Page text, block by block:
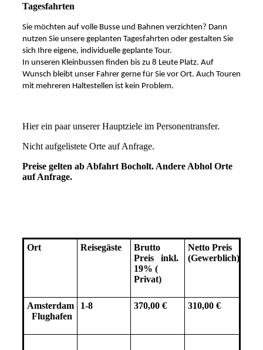
Tagesfahrten
Sie möchten auf volle Busse und Bahnen verzichten? Dann
nutzen Sie unsere geplanten Tagesfahrten oder gestalten Sie
sich Ihre eigene, individuelle geplante Tour.
In unseren Kleinbussen finden bis zu 8 Leute Platz. Auf
Wunsch bleibt unser Fahrer gerne für Sie vor Ort. Auch Touren
mit mehreren Haltestellen ist kein Problem.
Hier ein paar unserer Hauptziele im Personentransfer.
Nicht aufgelistete Orte auf Anfrage.
Preise gelten ab Abfahrt Bocholt. Andere Abhol Orte
auf Anfrage.
Ort Reisegäste
Brutto
Preis inkl.
19% (
Privat)
Netto Preis
(Gewerblich)
Amsterdam
Flughafen
1-8 370,00 € 310,00 €